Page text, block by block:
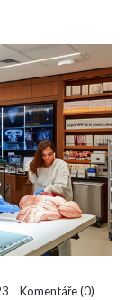
Komentáře (0)